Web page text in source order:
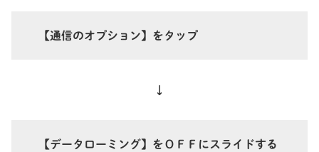
【通信のオプション】をタップ
↓
【データローミング】 を ＯＦＦ にスライドする